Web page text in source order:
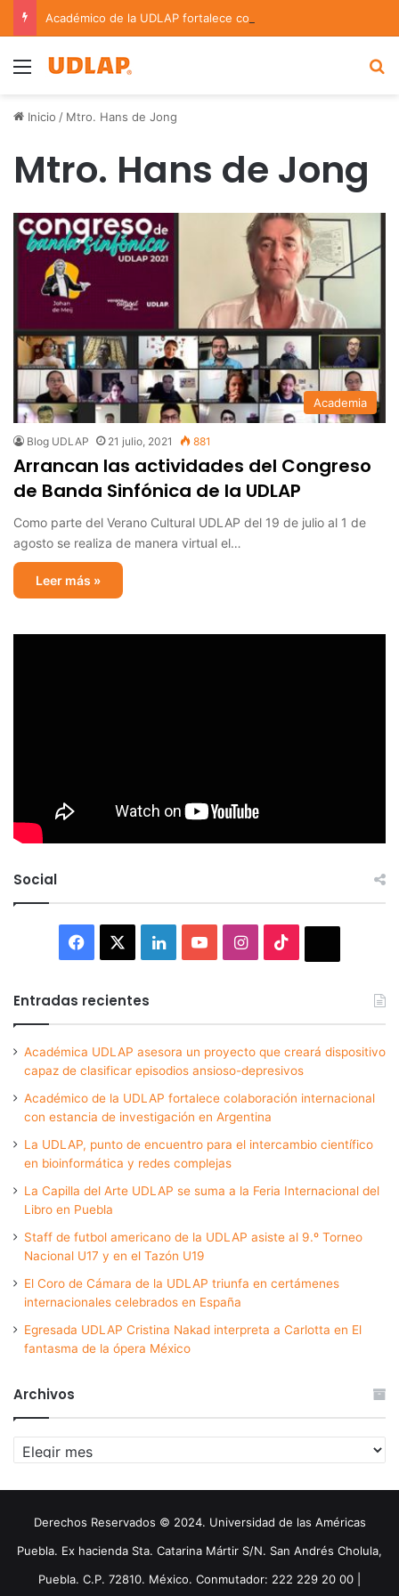
Menu
Inicio / Mtro. Hans de Jong
Mtro. Hans de Jong
Academia
Blog UDLAP 21 julio, 2021 881
Arrancan las actividades del Congreso
de Banda Sinfónica de la UDLAP
Como parte del Verano Cultural UDLAP del 19 de julio al 1 de
agosto se realiza de manera virtual el…
Leer más »
Social
Facebook LinkedInYouTubeInstagram
Entradas recientes
Académica UDLAP asesora un proyecto que creará dispositivo
capaz de clasificar episodios ansioso-depresivos
Académico de la UDLAP fortalece colaboración internacional
con estancia de investigación en Argentina
La UDLAP, punto de encuentro para el intercambio científico
en bioinformática y redes complejas
La Capilla del Arte UDLAP se suma a la Feria Internacional del
Libro en Puebla
Staff de futbol americano de la UDLAP asiste al 9.º Torneo
Nacional U17 y en el Tazón U19
El Coro de Cámara de la UDLAP triunfa en certámenes
internacionales celebrados en España
Egresada UDLAP Cristina Nakad interpreta a Carlotta en El
fantasma de la ópera México
Archivos
Archivos
Derechos Reservados © 2024. Universidad de las Américas
Puebla. Ex hacienda Sta. Catarina Mártir S/N. San Andrés Cholula,
Puebla. C.P. 72810. México. Conmutador: 222 229 20 00 |